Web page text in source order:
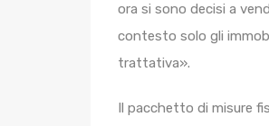
ora si sono decisi a
contesto solo gli
trattativa».
Il pacchetto di misure